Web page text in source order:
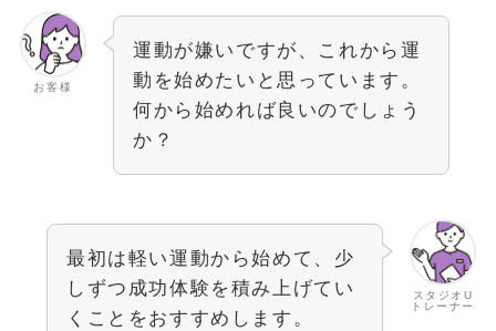
お客様
運動が嫌いですが、これから運
動を始めたいと思っています。
何から始めれば良いのでしょう
か？
スタジオU
トレーナー
最初は軽い運動から始めて、少
しずつ成功体験を積み上げてい
くことをおすすめします。